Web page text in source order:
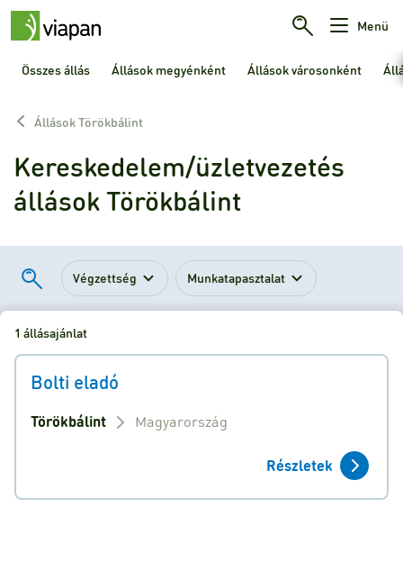
Menü
Összes állás Állások megyénként Állások városonként
Állások Törökbálint
Kereskedelem/üzletvezetés
állások Törökbálint
Végzettség Munkatapasztalat
1 állásajánlat
Bolti eladó
Törökbálint Magyarország
Részletek